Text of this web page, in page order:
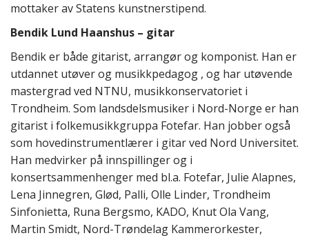
mottaker av Statens kunstnerstipend.
Bendik Lund Haanshus – gitar
Bendik er både gitarist, arrangør og komponist. Han er
utdannet utøver og musikkpedagog , og har utøvende
mastergrad ved NTNU, musikkonservatoriet i
Trondheim. Som landsdelsmusiker i Nord-Norge er han
gitarist i folkemusikkgruppa Fotefar. Han jobber også
som hovedinstrumentlærer i gitar ved Nord Universitet.
Han medvirker på innspillinger og i
konsertsammenhenger med bl.a. Fotefar, Julie Alapnes,
Lena Jinnegren, Glød, Palli, Olle Linder, Trondheim
Sinfonietta, Runa Bergsmo, KADO, Knut Ola Vang,
Martin Smidt, Nord-Trøndelag Kammerorkester,